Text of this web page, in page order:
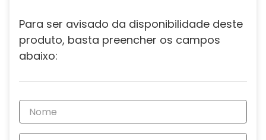
Para ser avisado da disponibilidade deste
produto, basta preencher os campos
abaixo: